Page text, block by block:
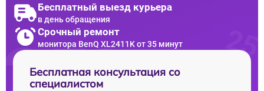
Бесплатный выезд курьера
в день обращения
Срочный ремонт
монитора BenQ XL2411K от 35 минут
Бесплатная консультация со
специалистом